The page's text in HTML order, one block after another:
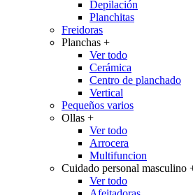
Depilación
Planchitas
Freidoras
Planchas +
Ver todo
Cerámica
Centro de planchado
Vertical
Pequeños varios
Ollas +
Ver todo
Arrocera
Multifuncion
Cuidado personal masculino
Ver todo